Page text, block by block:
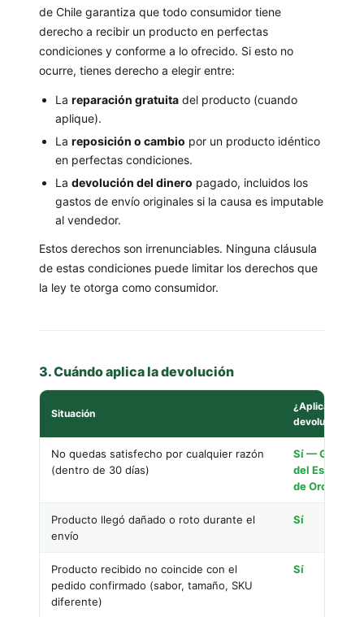
de Chile garantiza que todo consumidor tiene
derecho a recibir un producto en perfectas
condiciones y conforme a lo ofrecido. Si esto no
ocurre, tienes derecho a elegir entre:
La reparación gratuita del producto (cuando
aplique).
La reposición o cambio por un producto idéntico
en perfectas condiciones.
La devolución del dinero pagado, incluidos los
gastos de envío originales si la causa es imputable
al vendedor.
Estos derechos son irrenunciables. Ninguna cláusula
de estas condiciones puede limitar los derechos que
la ley te otorga como consumidor.
3. Cuándo aplica la devolución
Situación
¿Aplica
devolución?
No quedas satisfecho por cualquier razón
(dentro de 30 días)
Sí — Garantía
del Estándar
de Oro
Producto llegó dañado o roto durante el
envío
Sí
Producto recibido no coincide con el
pedido confirmado (sabor, tamaño, SKU
diferente)
Sí